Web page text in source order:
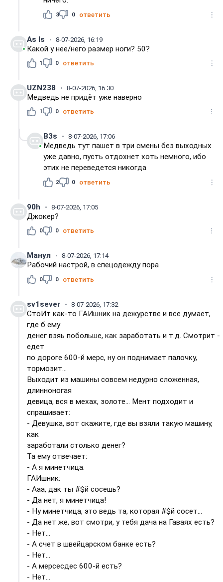
3 0 ответить
As Is 8-07-2026, 16:19
Какой у нее/него размер ноги? 50?
1 0 ответить
UZN238 8-07-2026, 16:30
Медведь не придёт уже наверно
1 0 ответить
B3s 8-07-2026, 17:06
Медведь тут пашет в три смены без выходных
уже давно, пусть отдохнет хоть немного, ибо
этих не переведется никогда
2 0 ответить
90h 8-07-2026, 17:05
Джокер?
0 0 ответить
Манул 8-07-2026, 17:14
Рабочий настрой, в спецодежду пора
0 0 ответить
sv1sever 8-07-2026, 17:32
СтоИт как-то ГАИшник на дежурстве и все думает,
где б ему
денег взяь побольше, как заработать и т.д. Смотрит -
едет
по дороге 600-й мерс, ну он поднимает палочку,
тормозит...
Выходит из машины совсем недурно сложенная,
длинноногая
девица, вся в мехах, золоте... Мент подходит и
спрашивает:
- Девушка, вот скажите, где вы взяли такую машину,
как
заработали столько денег?
Та ему отвечает:
- А я минетчица.
ГАИшник:
- Ааа, дак ты #$й сосешь?
- Да нет, я минетчица!
- Hу минетчица, это ведь та, которая #$й сосет...
- Да нет же, вот смотри, у тебя дача на Гаваях есть?
- Нет...
- А счет в швейцарском банке есть?
- Нет...
- А мерсесдес 600-й есть?
- Нет...